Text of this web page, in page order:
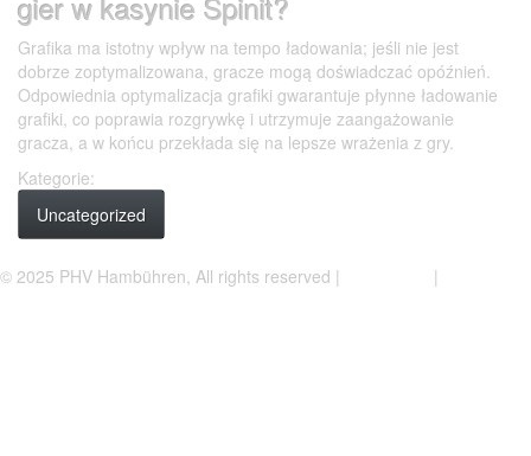
Grafika ma istotny wpływ na tempo ładowania; jeśli nie jest
dobrze zoptymalizowana, gracze mogą doświadczać opóźnień.
Odpowiednia optymalizacja grafiki gwarantuje płynne ładowanie
grafiki, co poprawia rozgrywkę i utrzymuje zaangażowanie
gracza, a w końcu przekłada się na lepsze wrażenia z gry.
Kategorie:
Uncategorized
© 2025 PHV Hambühren, All rights reserved |
|